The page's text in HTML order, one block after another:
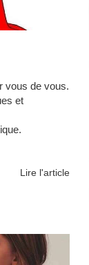
vous de vous.
et
Lire l'article